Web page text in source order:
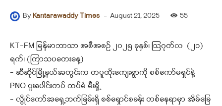
By Kantarawaddy Times - August 21, 2025 55
KT-FM မြန်မာဘာသာ အစီအစဉ် ၂၀၂၅ ခုနှစ်၊ ဩဂုတ်လ (၂၁)
ရက်၊ (ကြာသပတေးနေ့)
– ဆီဆိုင်မြို့နယ်အတွင်းက ‌တပူထိုးကျေးရွာကို စစ်ကော်မရှင်နဲ့
PNO ပူးပေါင်းတပ် ထပ်မံ မီးရှို့
– လွိုင်ကော်အရှေ့ဘက်ခြမ်းရှိ စစ်ရှောင်စခန်း တစ်နေရာမှာ အိမ်ခြေ